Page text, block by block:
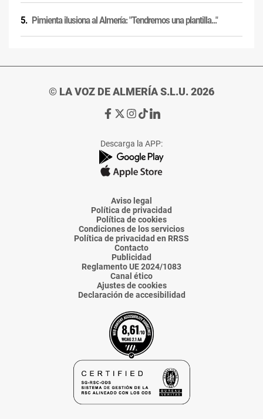
Pimienta ilusiona al Almería: "Tendremos una plantilla..."
© LA VOZ DE ALMERÍA S.L.U. 2026
Ir
de
La
Voz
Almería
Ir
de
La
Voz
Almería
Ir
de
La
Voz
Almería
Ir
de
La
Voz
Almería
Ir
de
La
Voz
Descarga la APP:
Aviso legal
Política de privacidad
Política de cookies
Condiciones de los servicios
Política de privacidad en RRSS
Contacto
Publicidad
Reglamento UE 2024/1083
Canal ético
Ajustes de cookies
Declaración de accesibilidad